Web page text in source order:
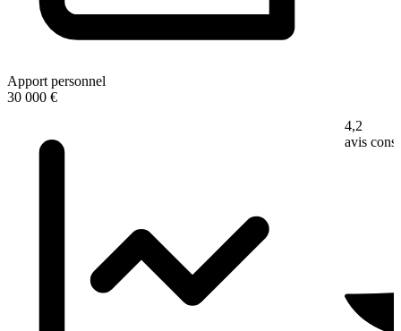
Apport personnel
30 000 €
4,2
avis